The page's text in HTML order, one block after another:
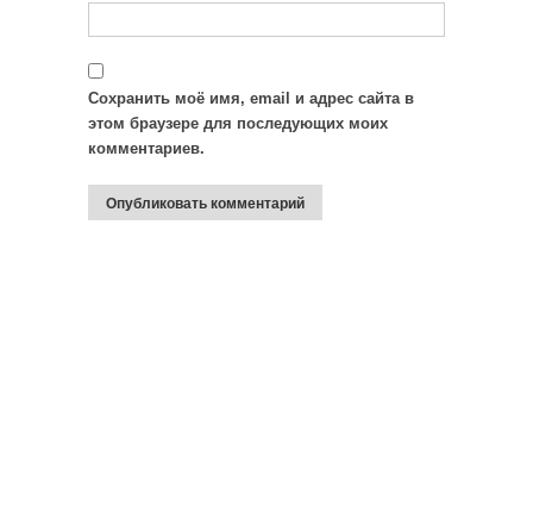
Сохранить моё имя, email и адрес сайта в
этом браузере для последующих моих
комментариев.